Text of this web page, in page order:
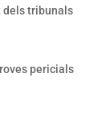
dels tribunals
pericials